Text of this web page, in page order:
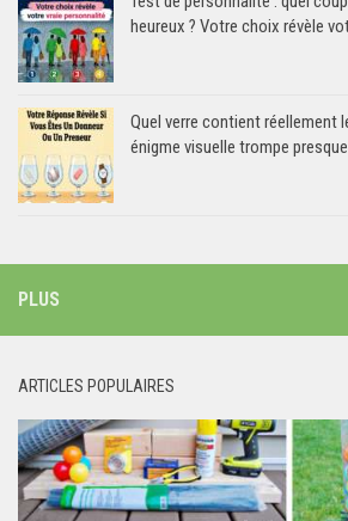
heureux ? Votre choix révèle
Quel verre contient réellement
énigme visuelle trompe
PLUS
ARTICLES POPULAIRES